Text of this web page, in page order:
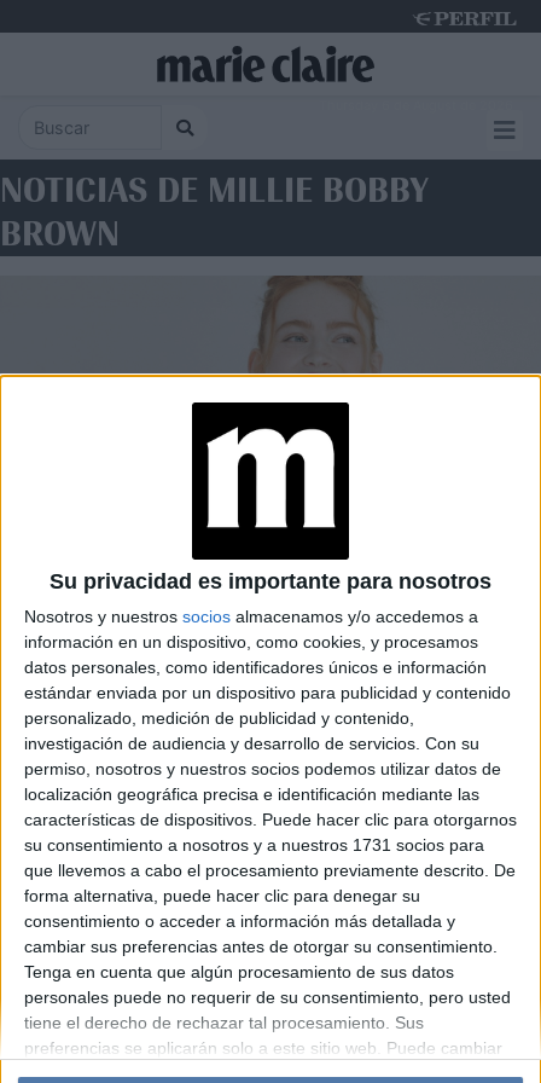
Su privacidad es importante para nosotros
Nosotros y nuestros socios almacenamos y/o accedemos a
información en un dispositivo, como cookies, y procesamos
datos personales, como identificadores únicos e información
estándar enviada por un dispositivo para publicidad y contenido
personalizado, medición de publicidad y contenido,
investigación de audiencia y desarrollo de servicios. Con su
permiso, nosotros y nuestros socios podemos utilizar datos de
localización geográfica precisa e identificación mediante las
características de dispositivos. Puede hacer clic para otorgarnos
su consentimiento a nosotros y a nuestros 1731 socios para
que llevemos a cabo el procesamiento previamente descrito. De
forma alternativa, puede hacer clic para denegar su
consentimiento o acceder a información más detallada y
cambiar sus preferencias antes de otorgar su consentimiento.
Tenga en cuenta que algún procesamiento de sus datos
personales puede no requerir de su consentimiento, pero usted
tiene el derecho de rechazar tal procesamiento. Sus
preferencias se aplicarán solo a este sitio web. Puede cambiar
sus preferencias o retirar su consentimiento en cualquier
NOTICIAS DE MILLIE BOBBY
BROWN
Sadie Sink, protagonista de
Stranger Things (Netflix):
“Cuanto más auténtica, más
linda y segura me siento”
Espacio Publicitario
Diario Perfil Caras Noticias
Fortuna
Hombre
Weekend Parabrisas
Supercampo